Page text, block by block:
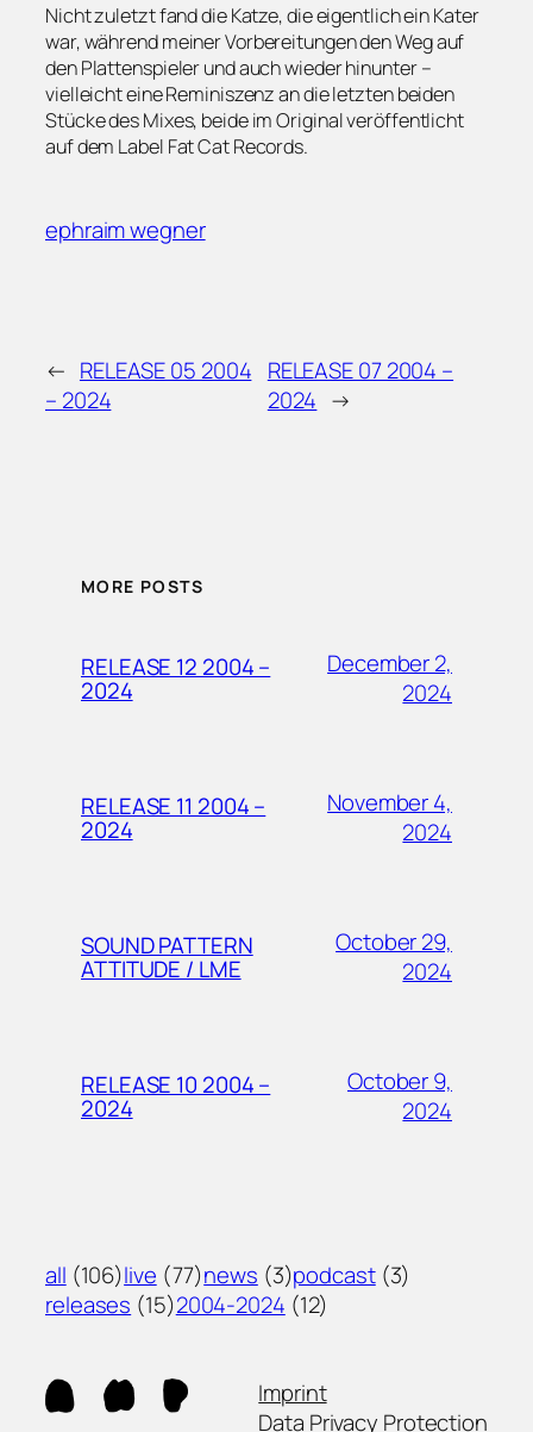
Nicht zuletzt fand die Katze, die eigentlich ein Kater
war, während meiner Vorbereitungen den Weg auf
den Plattenspieler und auch wieder hinunter –
vielleicht eine Reminiszenz an die letzten beiden
Stücke des Mixes, beide im Original veröffentlicht
auf dem Label Fat Cat Records.
ephraim wegner
← RELEASE 05 2004
– 2024
RELEASE 07 2004 –
2024 →
MORE POSTS
RELEASE 12 2004 –
2024
December 2,
2024
RELEASE 11 2004 –
2024
November 4,
2024
SOUND PATTERN
ATTITUDE / LME
October 29,
2024
RELEASE 10 2004 –
2024
October 9,
2024
2004-2024 (12)
all (106)live (77)news (3)podcast(3)
releases (15)
Imprint
Data Privacy Protection